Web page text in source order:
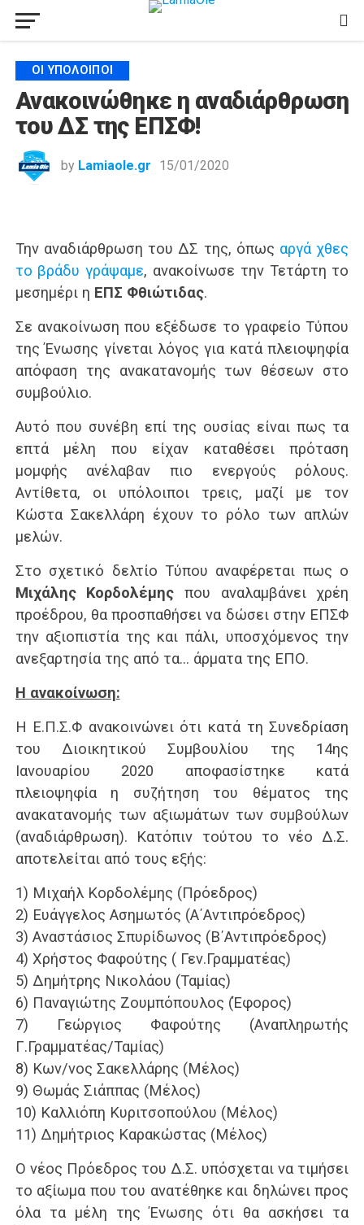
ΟΙ ΥΠΌΛΟΙΠΟΙ
Ανακοινώθηκε η αναδιάρθρωση
του ΔΣ της ΕΠΣΦ!
by Lamiaole.gr 15/01/2020
Την αναδιάρθρωση του ΔΣ της, όπως αργά χθες
το βράδυ γράψαμε, ανακοίνωσε την Τετάρτη το
μεσημέρι η ΕΠΣ Φθιώτιδας.
Σε ανακοίνωση που εξέδωσε το γραφείο Τύπου
της Ένωσης γίνεται λόγος για κατά πλειοψηφία
απόφαση της ανακατανομής των θέσεων στο
συμβούλιο.
Αυτό που συνέβη επί της ουσίας είναι πως τα
επτά μέλη που είχαν καταθέσει πρόταση
μομφής ανέλαβαν πιο ενεργούς ρόλους.
Αντίθετα, οι υπόλοιποι τρεις, μαζί με τον
Κώστα Σακελλάρη έχουν το ρόλο των απλών
μελών.
Στο σχετικό δελτίο Τύπου αναφέρεται πως ο
Μιχάλης Κορδολέμης που αναλαμβάνει χρέη
προέδρου, θα προσπαθήσει να δώσει στην ΕΠΣΦ
την αξιοπιστία της και πάλι, υποσχόμενος την
ανεξαρτησία της από τα… άρματα της ΕΠΟ.
Η ανακοίνωση:
Η Ε.Π.Σ.Φ ανακοινώνει ότι κατά τη Συνεδρίαση
του Διοικητικού Συμβουλίου της 14ης
Ιανουαρίου 2020 αποφασίστηκε κατά
πλειοψηφία η συζήτηση του θέματος της
ανακατανομής των αξιωμάτων των συμβούλων
(αναδιάρθρωση). Κατόπιν τούτου το νέο Δ.Σ.
αποτελείται από τους εξής:
1) Μιχαήλ Κορδολέμης (Πρόεδρος)
2) Ευάγγελος Ασημωτός (Α΄Αντιπρόεδρος)
3) Αναστάσιος Σπυρίδωνος (Β΄Αντιπρόεδρος)
4) Χρήστος Φαφούτης ( Γεν.Γραμματέας)
5) Δημήτρης Νικολάου (Ταμίας)
6) Παναγιώτης Ζουμπόπουλος (Έφορος)
7) Γεώργιος Φαφούτης (Αναπληρωτής
Γ.Γραμματέας/Ταμίας)
8) Κων/νος Σακελλάρης (Μέλος)
9) Θωμάς Σιάππας (Μέλος)
10) Καλλιόπη Κυριτσοπούλου (Μέλος)
11) Δημήτριος Καρακώστας (Μέλος)
Ο νέος Πρόεδρος του Δ.Σ. υπόσχεται να τιμήσει
το αξίωμα που του ανατέθηκε και δηλώνει προς
όλα τα μέλη της Ένωσης ότι θα ασκήσει τα